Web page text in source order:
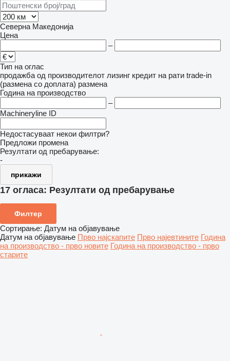
Северна Македонија
Цена
–
Тип на оглас
продажба од производителот лизинг кредит на рати trade-in
(размена со доплата) размена
Година на производство
–
Machineryline ID
Недостасуваат некои филтри?
Предложи промена
Резултати од пребарување:
-
прикажи
17 огласа: Резултати од пребарување
Филтер
Сортирање: Датум на објавување
Датум на објавување Прво најскапите Прво најевтините Година
на производство - прво новите Година на производство - прво
старите